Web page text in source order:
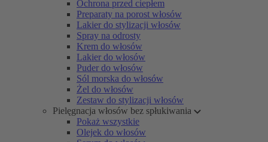
Ochrona przed ciepłem
Preparaty na porost włosów
Lakier do stylizacji włosów
Spray na odrosty
Krem do włosów
Lakier do włosów
Puder do włosów
Sól morska do włosów
Żel do włosów
Zestaw do stylizacji włosów
Pielęgnacja włosów bez spłukiwania
Pokaż wszystkie
Olejek do włosów